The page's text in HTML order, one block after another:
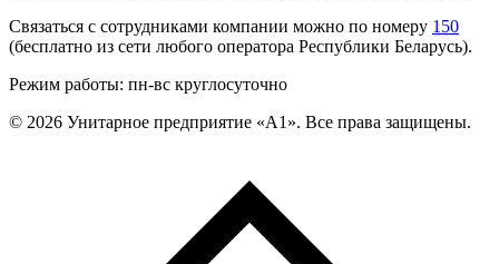
Связаться с сотрудниками компании можно по номеру 150
(бесплатно из сети любого оператора Республики Беларусь).
Режим работы: пн-вс круглосуточно
© 2026 Унитарное предприятие «А1». Все права защищены.